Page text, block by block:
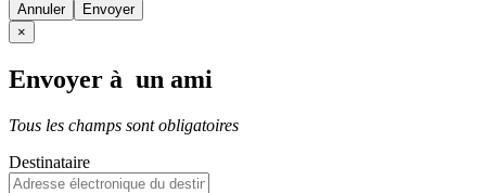
Annuler
×
Envoyer à un ami
Tous les champs sont obligatoires
Destinataire